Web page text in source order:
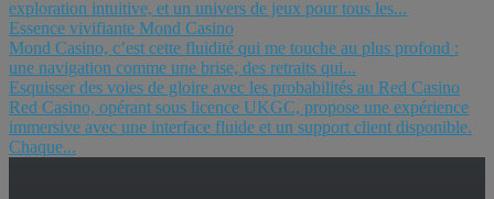
exploration intuitive, et un univers de jeux pour tous les...
Essence vivifiante Mond Casino
Mond Casino, c’est cette fluidité qui me touche au plus profond :
une navigation comme une brise, des retraits qui...
Esquisser des voies de gloire avec les probabilités au Red Casino
Red Casino, opérant sous licence UKGC, propose une expérience
immersive avec une interface fluide et un support client disponible.
Chaque...